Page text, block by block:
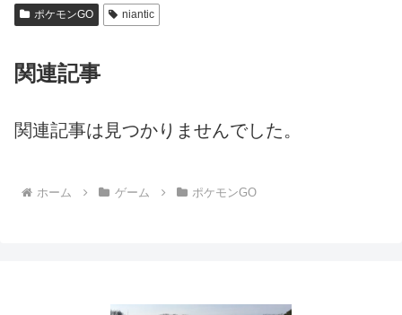
ポケモンGO niantic
関連記事
関連記事は見つかりませんでした。
ホーム ゲーム ポケモンGO